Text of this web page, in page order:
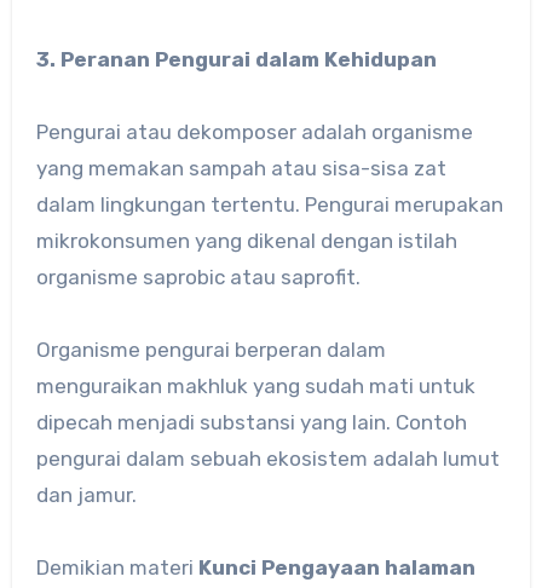
3. Peranan Pengurai dalam Kehidupan
Pengurai atau dekomposer adalah organisme
yang memakan sampah atau sisa-sisa zat
dalam lingkungan tertentu. Pengurai merupakan
mikrokonsumen yang dikenal dengan istilah
organisme saprobic atau saprofit.
Organisme pengurai berperan dalam
menguraikan makhluk yang sudah mati untuk
dipecah menjadi substansi yang lain. Contoh
pengurai dalam sebuah ekosistem adalah lumut
dan jamur.
Demikian materi Kunci Pengayaan halaman